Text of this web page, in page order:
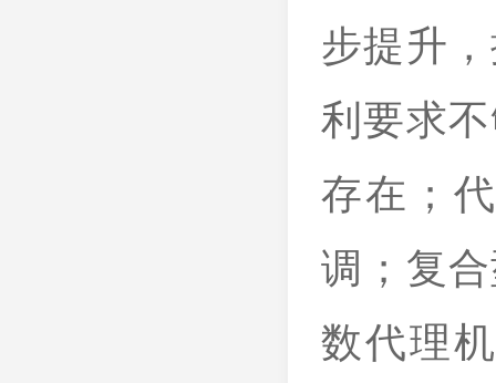
步提升
利要求
存在；
调；复
数代理